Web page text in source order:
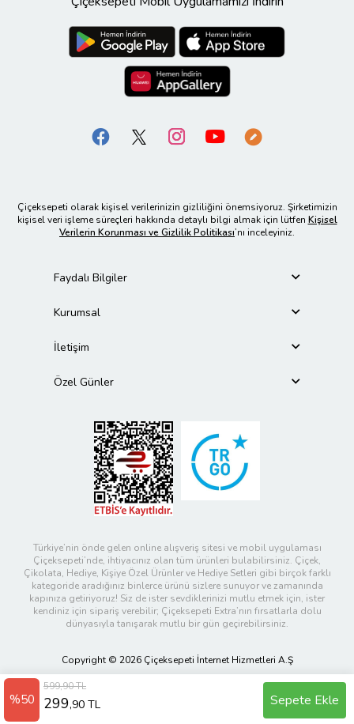
%50
599,90 TL
299,90 TL Sepete Ekle
Çiçeksepeti olarak kişisel verilerinizin gizliliğini önemsiyoruz. Şirketimizin
kişisel veri işleme süreçleri hakkında detaylı bilgi almak için lütfen Kişisel
Verilerin Korunması ve Gizlilik Politikası’nı inceleyiniz.
Faydalı Bilgiler
Kurumsal
İletişim
Özel Günler
Türkiye’nin önde gelen online alışveriş sitesi ve mobil uygulaması
Çiçeksepeti’nde, ihtiyacınız olan tüm ürünleri bulabilirsiniz. Çiçek,
Çikolata, Hediye, Kişiye Özel Ürünler ve Hediye Setleri gibi birçok farklı
kategoride aradığınız binlerce ürünü sizlere sunuyor ve zamanında
kapınıza getiriyoruz! Siz de ister sevdiklerinizi mutlu etmek için, ister
kendiniz için sipariş verebilir; Çiçeksepeti Extra’nın fırsatlarla dolu
dünyasıyla tanışarak mutlu bir gün geçirebilirsiniz.
Copyright © 2026 Çiçeksepeti İnternet Hizmetleri A.Ş